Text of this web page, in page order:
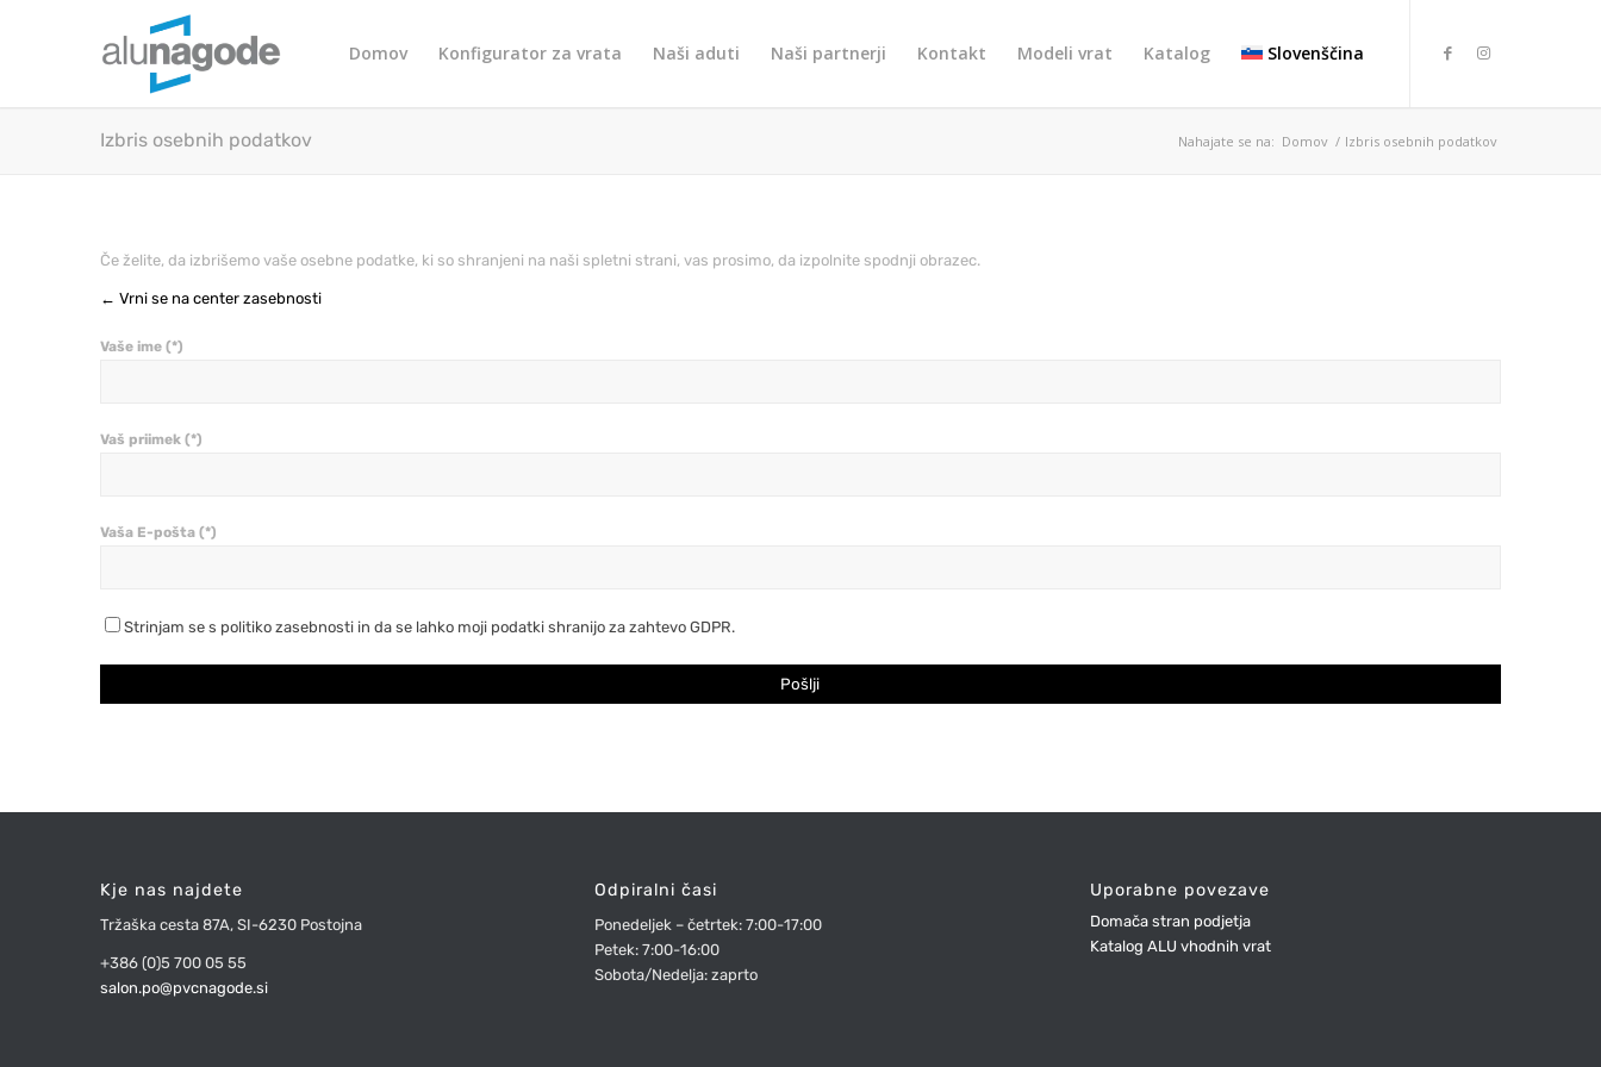
Domov Konfigurator za vrata Naši aduti Naši partnerji Kontakt Modeli vrat Katalog Slovenščina
Izbris osebnih podatkov Nahajate se na: Domov / Izbris osebnih podatkov
Če želite, da izbrišemo vaše osebne podatke, ki so shranjeni na naši spletni strani, vas prosimo, da izpolnite spodnji obrazec.
← Vrni se na center zasebnosti
Vaše ime (*)
Vaš priimek (*)
Vaša E-pošta (*)
Strinjam se s politiko zasebnosti in da se lahko moji podatki shranijo za zahtevo GDPR.
Kje nas najdete
Tržaška cesta 87A, SI-6230 Postojna
+386 (0)5 700 05 55
salon.po@pvcnagode.si
Odpiralni časi
Ponedeljek – četrtek: 7:00-17:00
Petek: 7:00-16:00
Sobota/Nedelja: zaprto
Uporabne povezave
Domača stran podjetja
Katalog ALU vhodnih vrat